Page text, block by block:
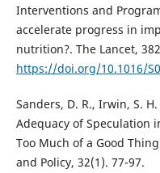
Interventions and
accelerate progress in
nutrition?. The Lancet,
https://doi.org/10.1016/
Sanders, D. R., Irwin, S.
Adequacy of Speculation
Too Much of a Good
and Policy, 32(1). 77-97.